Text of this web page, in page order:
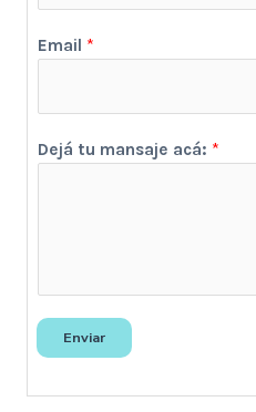
Email *
Dejá tu mansaje acá: *
Enviar